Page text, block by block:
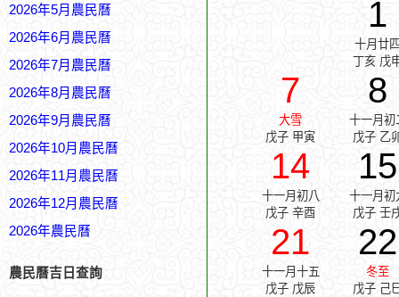
2026年5月農民曆
2026年6月農民曆
2026年7月農民曆
2026年8月農民曆
2026年9月農民曆
2026年10月農民曆
2026年11月農民曆
2026年12月農民曆
2026年農民曆
農民曆吉日查詢
1
十月廿
丁亥 戊
7
大雪
戊子 甲寅
8
十一月初
戊子 乙
14
十一月初八
戊子 辛酉
15
十一月初
戊子 壬
21
十一月十五
戊子 戊辰
22
冬至
戊子 己